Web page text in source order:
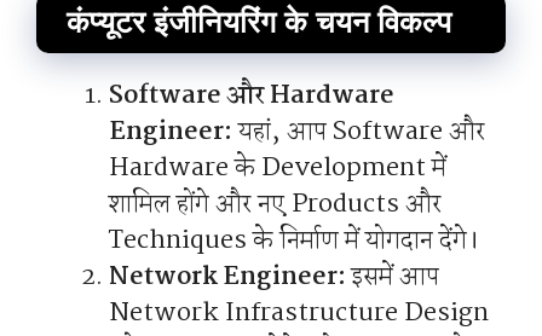
कंप्यूटर इंजीनियरिंग के चयन विकल्प
Software और Hardware
Engineer:यहां, आप Software और
Hardware के Development में
शामिल होंगे और नए Products और
Techniques के निर्माण में योगदान देंगे।
Network Engineer:इसमें आप
Network Infrastructure Design